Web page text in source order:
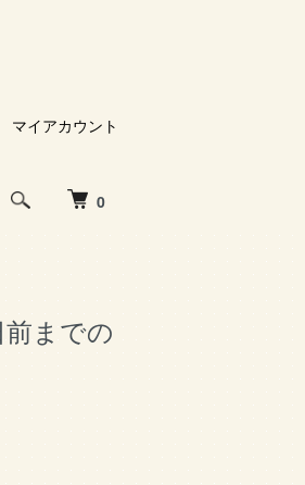
0
マイアカウント
までの